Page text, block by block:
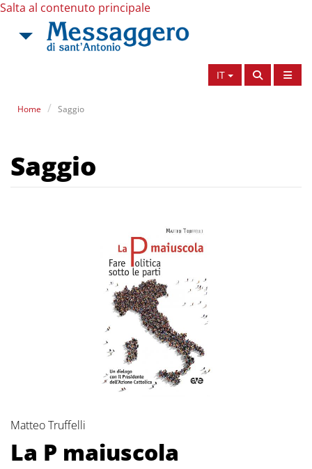
Salta al contenuto principale
IT
Home Saggio
Saggio
Matteo Truffelli
La P maiuscola